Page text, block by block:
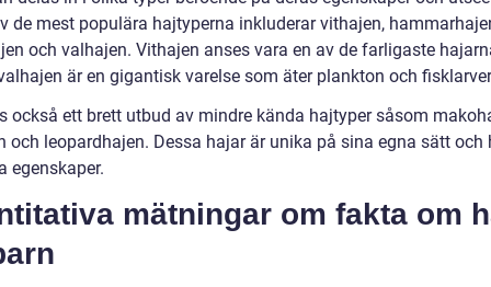
de mest populära hajtyperna inkluderar vithajen,
och valhajen. Vithajen anses vara en av de farligaste
är en gigantisk varelse som äter plankton och
också ett brett utbud av mindre kända hajtyper såsom
och leopardhajen. Dessa hajar är unika på sina egna sätt och
egenskaper.
mätningar om fakta om